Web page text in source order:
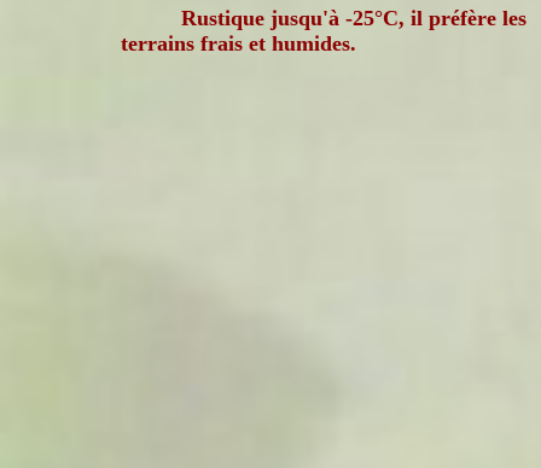
Rustique jusqu'à -25°C, il préfère les
terrains frais et humides.